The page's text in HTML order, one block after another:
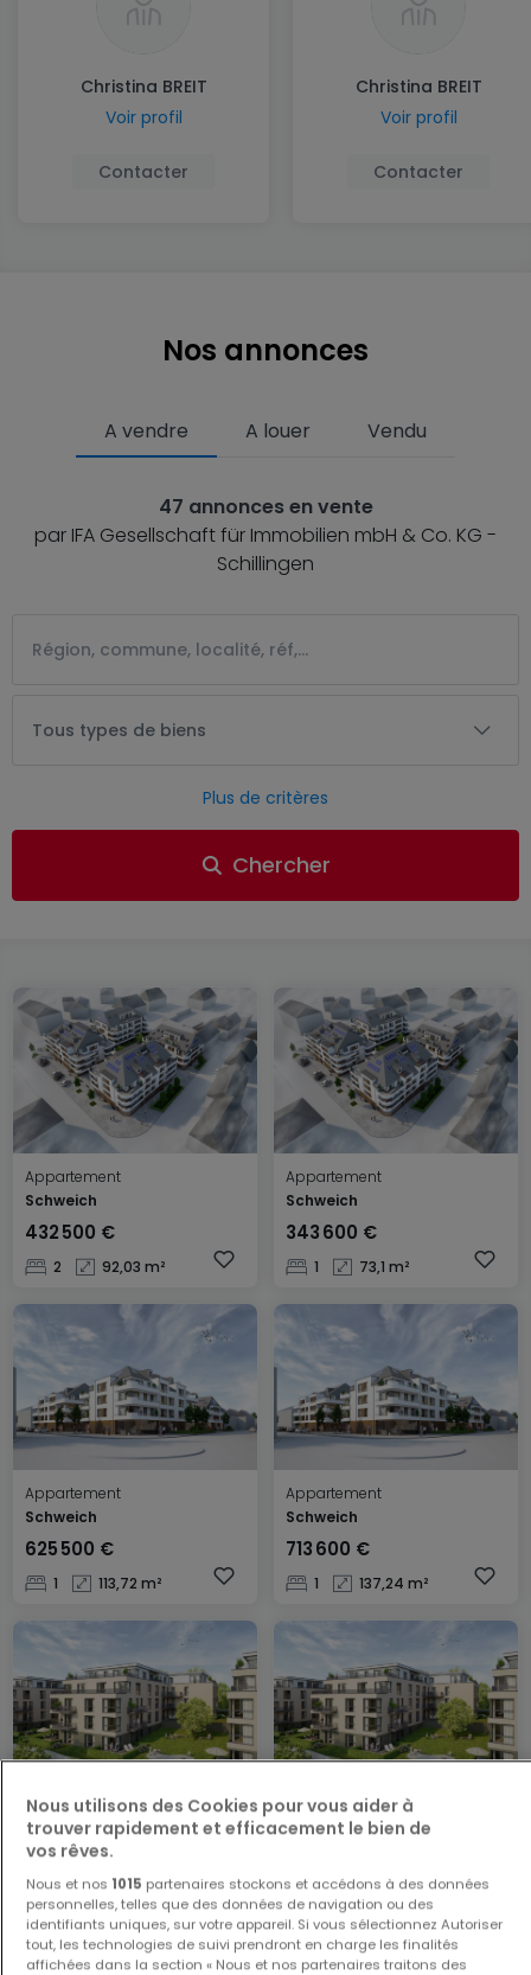
Christina BREIT
Voir profil
Contacter
Christina BREIT
Voir profil
Contacter
Nos annonces
A vendre A louer Vendu
47 annonces en vente
par IFA Gesellschaft für Immobilien mbH & Co. KG -
Schillingen
Tous types de biens
Plus de critères
Chercher
Appartement
Schweich
432 500 €
2 92,03 m²
Appartement
Schweich
343 600 €
1 73,1 m²
Appartement
Schweich
625 500 €
1 113,72 m²
Appartement
Schweich
713 600 €
1 137,24 m²
Appartement
Saarbrücken
372 000 €
1 86,6 m²
Appartement
Saarbrücken
1 83,1 m²
Nous utilisons des Cookies pour vous aider à
trouver rapidement et efficacement le bien de
vos rêves.
Nous et nos 1015 partenaires stockons et accédons à des données
personnelles, telles que des données de navigation ou des
identifiants uniques, sur votre appareil. Si vous sélectionnez Autoriser
tout, les technologies de suivi prendront en charge les finalités
affichées dans la section « Nous et nos partenaires traitons des